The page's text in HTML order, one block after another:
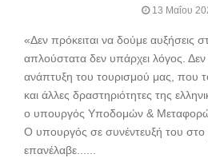
13 Μαΐου
«Δεν πρόκειται να δούμε αυξήσεις
απλούστατα δεν υπάρχει λόγος.
ανάπτυξη του τουρισμού μας, που
και άλλες δραστηριότητες της
ο υπουργός Υποδομών &
Ο υπουργός σε συνέντευξή του
επανέλαβε......